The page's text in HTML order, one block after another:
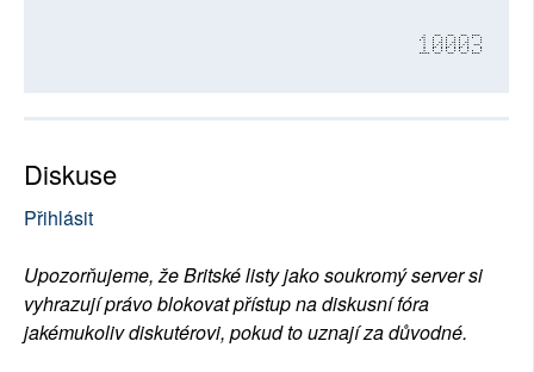
10003
Diskuse
Přihlásit
Upozorňujeme, že Britské listy jako soukromý server si
vyhrazují právo blokovat přístup na diskusní fóra
jakémukoliv diskutérovi, pokud to uznají za důvodné.